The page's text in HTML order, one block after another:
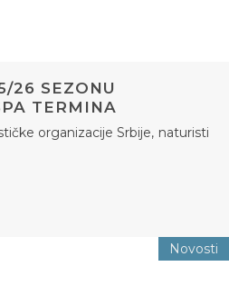
26 SEZONU
TERMINA
organizacije Srbije, naturisti
Novosti